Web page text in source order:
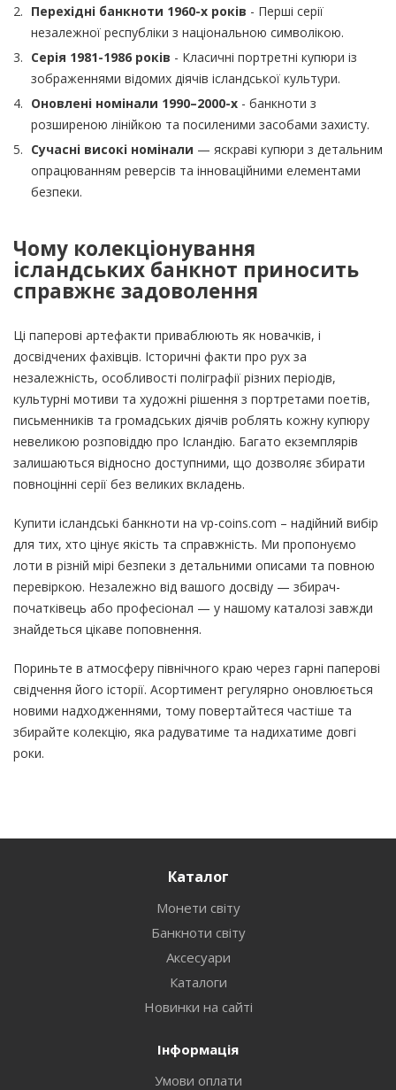
Перехідні банкноти 1960-х років - Перші серії
незалежної республіки з національною символікою.
Серія 1981-1986 років - Класичні портретні купюри із
зображеннями відомих діячів ісландської культури.
Оновлені номінали 1990–2000-х - банкноти з
розширеною лінійкою та посиленими засобами захисту.
Сучасні високі номінали — яскраві купюри з детальним
опрацюванням реверсів та інноваційними елементами
безпеки.
Чому колекціонування
ісландських банкнот приносить
справжнє задоволення
Ці паперові артефакти приваблюють як новачків, і
досвідчених фахівців. Історичні факти про рух за
незалежність, особливості поліграфії різних періодів,
культурні мотиви та художні рішення з портретами поетів,
письменників та громадських діячів роблять кожну купюру
невеликою розповіддю про Ісландію. Багато екземплярів
залишаються відносно доступними, що дозволяє збирати
повноцінні серії без великих вкладень.
Купити ісландські банкноти на vp-coins.com – надійний вибір
для тих, хто цінує якість та справжність. Ми пропонуємо
лоти в різній мірі безпеки з детальними описами та повною
перевіркою. Незалежно від вашого досвіду — збирач-
початківець або професіонал — у нашому каталозі завжди
знайдеться цікаве поповнення.
Пориньте в атмосферу північного краю через гарні паперові
свідчення його історії. Асортимент регулярно оновлюється
новими надходженнями, тому повертайтеся частіше та
збирайте колекцію, яка радуватиме та надихатиме довгі
роки.
Каталог
Монети світу
Банкноти світу
Аксесуари
Каталоги
Новинки на сайті
Інформація
Умови оплати